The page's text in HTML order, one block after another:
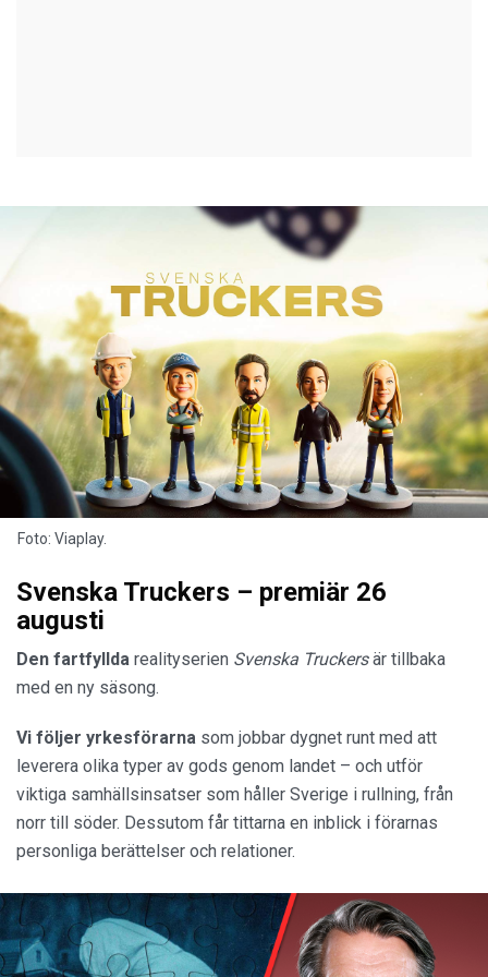
Foto: Viaplay.
Svenska Truckers – premiär 26
augusti
Den fartfyllda realityserien Svenska Truckersär tillbaka
med en ny säsong.
Vi följer yrkesförarna som jobbar dygnet runt med att
leverera olika typer av gods genom landet – och utför
viktiga samhällsinsatser som håller Sverige i rullning, från
norr till söder. Dessutom får tittarna en inblick i förarnas
personliga berättelser och relationer.